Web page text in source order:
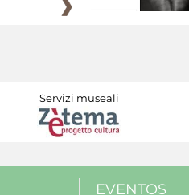
Servizi museali
EVENTOS